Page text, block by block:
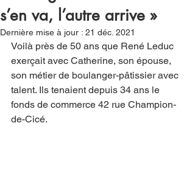
s’en va, l’autre arrive »
Dernière mise à jour : 21 déc. 2021
Voilà près de 50 ans que René Leduc
exerçait avec Catherine, son épouse,
son métier de boulanger-pâtissier avec
talent. Ils tenaient depuis 34 ans le
fonds de commerce 42 rue Champion-
de-Cicé.